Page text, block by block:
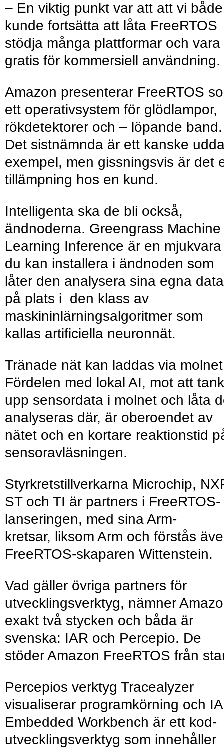
– En viktig punkt var att att vi både
kunde fortsätta att låta FreeRTOS
stödja många plattformar och vara
gratis för kommersiell användning.
Amazon presenterar FreeRTOS
ett operativsystem för glödlampor,
rökdetektorer och – löpande band.
Det sistnämnda är ett kanske
exempel, men gissningsvis är det
tillämpning hos en kund.
Intelligenta ska de bli också,
ändnoderna. Greengrass Machine
Learning Inference är en mjukvara
du kan installera i ändnoden som
låter den analysera sina egna data
på plats i den klass av
maskininlärningsalgoritmer som
kallas artificiella neuronnät.
Tränade nät kan laddas via
Fördelen med lokal AI, mot att
upp sensordata i molnet och låta
analyseras där, är oberoendet av
nätet och en kortare reaktionstid
sensor­av­läs­ningen.
Styrkretstillverkarna Microchip,
ST och TI är partners i FreeRTOS-
lanseringen, med sina Arm-
kretsar, liksom Arm och förstås
FreeRTOS-skaparen Wittenstein.
Vad gäller övriga partners för
utvecklingsverktyg, nämner
exakt två stycken och båda är
svenska: IAR och Percepio. De
stöder Amazon FreeRTOS från
Percepios verktyg Tracealyzer
visualiserar programkörning och
Embedded Workbench är ett kod­
utvecklings­verktyg som innehåller